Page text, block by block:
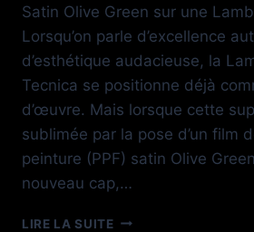
Satin Olive Green sur une
Lorsqu’on parle d’excellence
d’esthétique audacieuse, la
Tecnica se positionne déjà
d’œuvre. Mais lorsque cette
sublimée par la pose d’un film
peinture (PPF) satin Olive
nouveau cap,…
LIRE LA SUITEHURACAN